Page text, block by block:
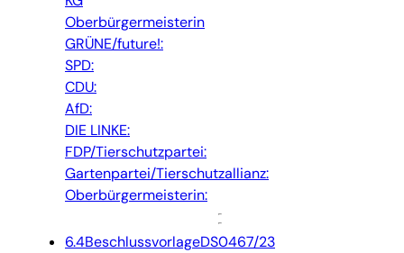
Oberbürgermeisterin
GRÜNE/future!:
SPD:
CDU:
AfD:
DIE LINKE:
FDP/Tierschutzpartei:
Gartenpartei/Tierschutzallianz:
Oberbürgermeisterin:
6.4BeschlussvorlageDS0467/23